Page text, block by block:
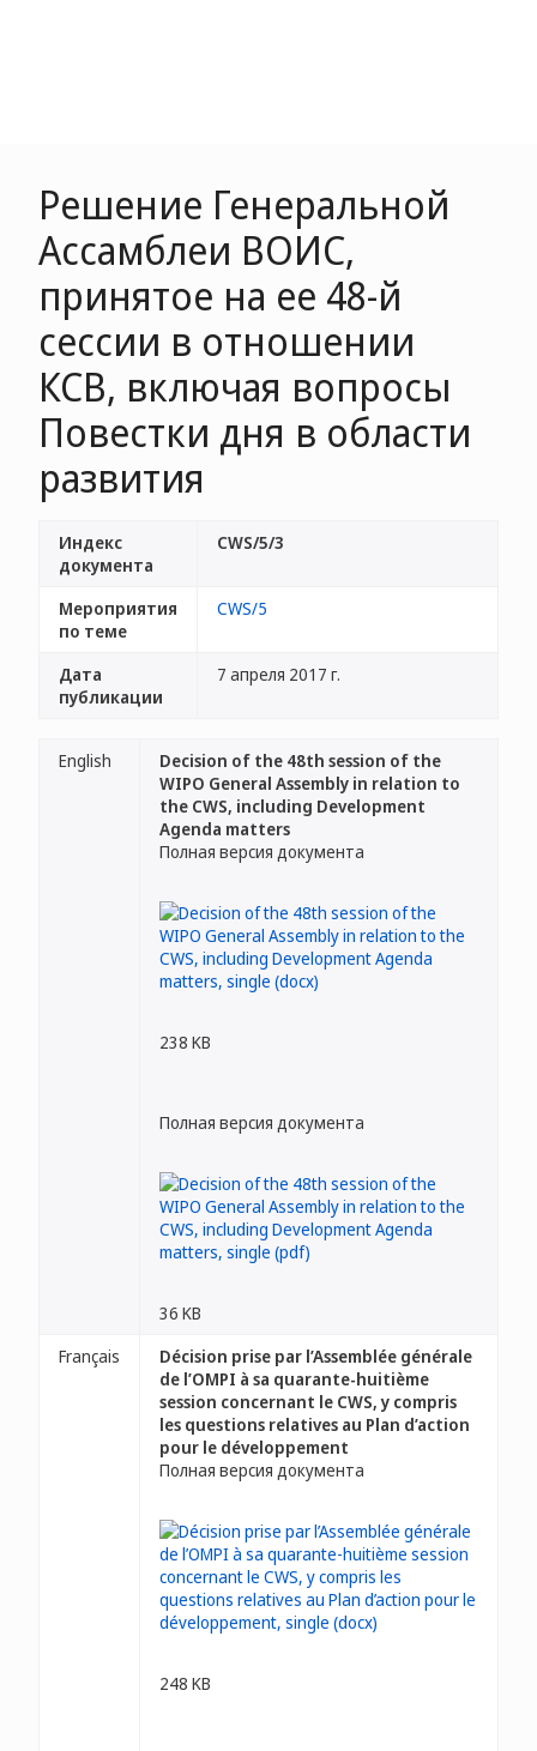
Решение Генеральной
Ассамблеи ВОИС,
принятое на ее 48-й
сессии в отношении
КСВ, включая вопросы
Повестки дня в области
развития
Индекс
документа
CWS/5/3
Мероприятия
по теме
CWS/5
Дата
публикации
7 апреля 2017 г.
English
Decision of the 48th session of the
WIPO General Assembly in relation to
the CWS, including Development
Agenda matters
Полная версия документа
238 KB
Полная версия документа
36 KB
Français
Décision prise par l’Assemblée générale
de l’OMPI à sa quarante-huitième
session concernant le CWS, y compris
les questions relatives au Plan d’action
pour le développement
Полная версия документа
248 KB